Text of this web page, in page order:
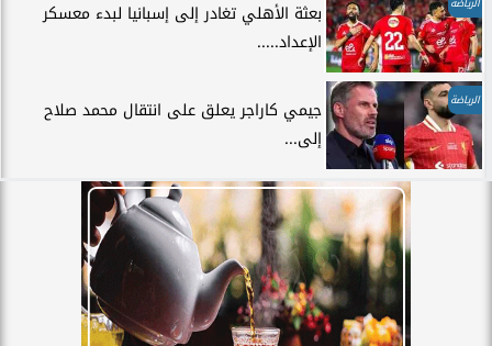
بعثة الأهلي تغادر إلى إسبانيا لبدء معسكر
الإعداد.....
الرياضة
جيمي كاراجر يعلق على انتقال محمد صلاح
إلى...